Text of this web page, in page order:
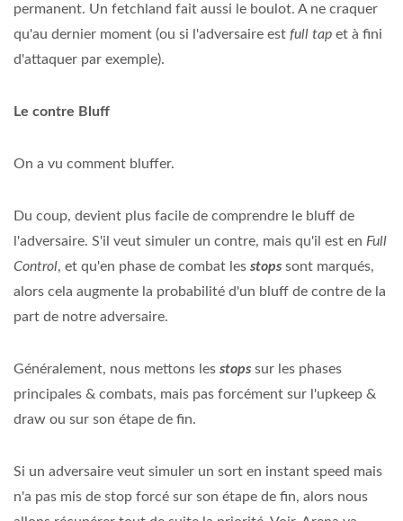
permanent. Un fetchland fait aussi le boulot. A ne craquer
qu'au dernier moment (ou si l'adversaire est full tap et à fini
d'attaquer par exemple).
Le contre Bluff
On a vu comment bluffer.
Du coup, devient plus facile de comprendre le bluff de
l'adversaire. S'il veut simuler un contre, mais qu'il est en Full
Control, et qu'en phase de combat les stops sont marqués,
alors cela augmente la probabilité d'un bluff de contre de la
part de notre adversaire.
Généralement, nous mettons les stops sur les phases
principales & combats, mais pas forcément sur l'upkeep &
draw ou sur son étape de fin.
Si un adversaire veut simuler un sort en instant speed mais
n'a pas mis de stop forcé sur son étape de fin, alors nous